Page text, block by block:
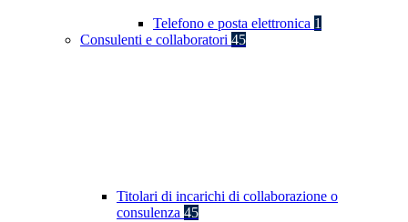
Telefono e posta elettronica 1
Consulenti e collaboratori 45
Titolari di incarichi di collaborazione o
consulenza 45